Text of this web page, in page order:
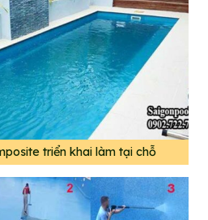
triển khai làm tại chỗ